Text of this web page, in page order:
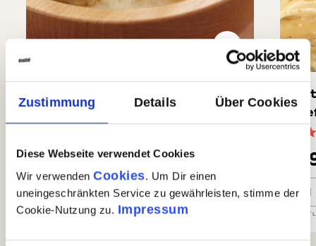
Zustimmung Details Über Cookies
Diese Webseite verwendet Cookies
Wir verwenden Cookies. Um Dir einen
uneingeschränkten Service zu gewährleisten, stimme der
Cookie-Nutzung zu. Impressum
Durchschnittliche Bewertung von 4.5 von 5 Sternen
Parmesan-Crème
7,90 €
Parmesan-CrèmeIn den Warenkorb
Auf Lager| Nr.78167 Menge1 x 125g Auf